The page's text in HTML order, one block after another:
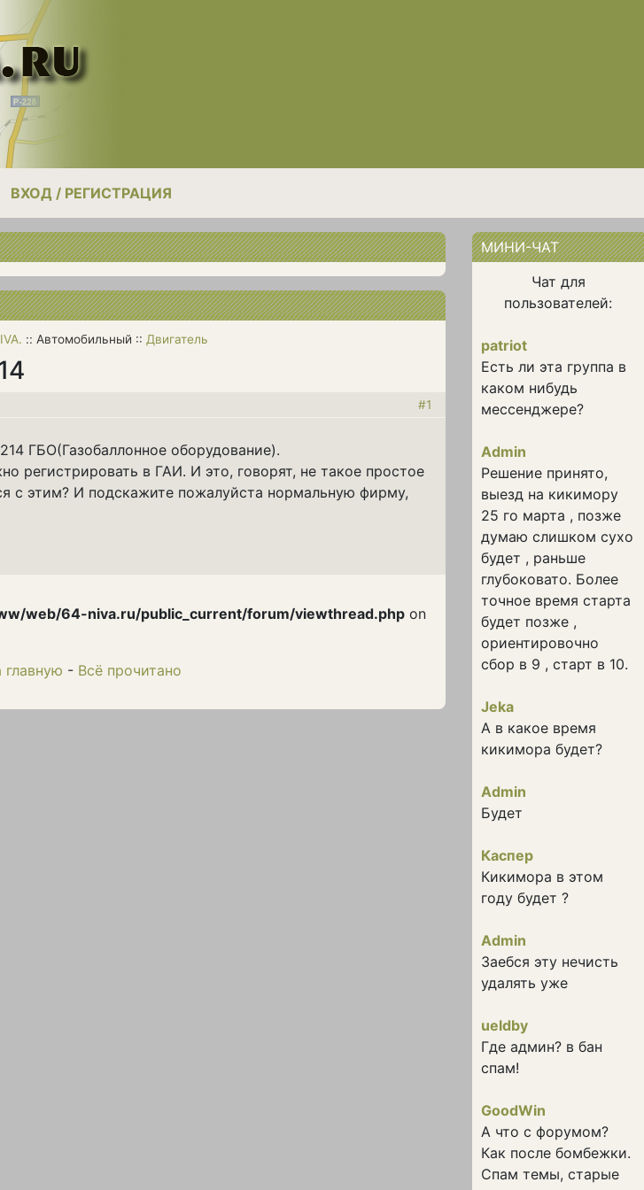
ВХОД / РЕГИСТРАЦИЯ
:: Автомобильный :: Двигатель
#1
ГБО(Газобаллонное оборудование).
регистрировать в ГАИ. И это, говорят, не такое простое
с этим? И подскажите пожалуйста нормальную фирму,
web/64-niva.ru/public_current/forum/viewthread.php on
главную - Всё прочитано
МИНИ-ЧАТ
Чат для
пользователей:
patriot
Есть ли эта группа в
каком нибудь
мессенджере?
Admin
Решение принято,
выезд на кикимору
25 го марта , позже
думаю слишком сухо
будет , раньше
глубоковато. Более
точное время старта
будет позже ,
ориентировочно
сбор в 9 , старт в 10.
Jeka
А в какое время
кикимора будет?
Admin
Будет
Каспер
Кикимора в этом
году будет ?
Admin
Заебся эту нечисть
удалять уже
ueldby
Где админ? в бан
спам!
GoodWin
А что с форумом?
Как после бомбежки.
Спам темы, старые